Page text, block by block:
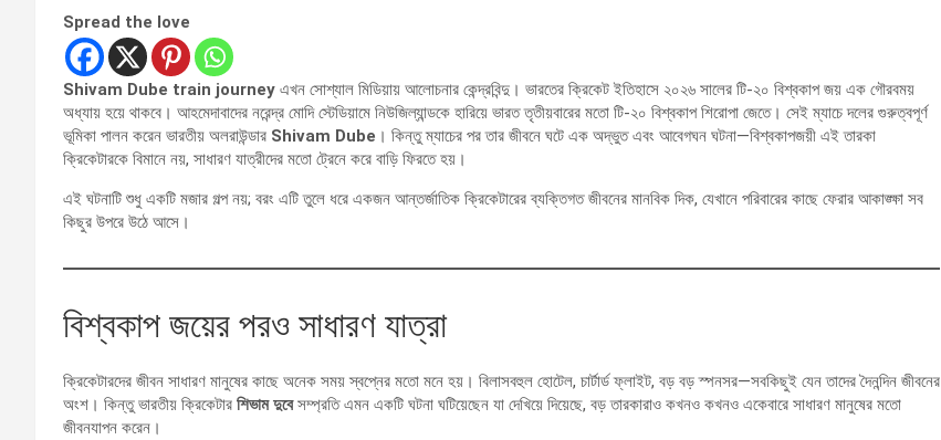
Spread the love
Shivam Dube train journey এখন সোশ্যাল মিডিয়ায় আলোচনার কেন্দ্রবিন্দু। ভারতের ক্রিকেট ইতিহাসে ২০২৬ সালের টি-২০ বিশ্বকাপ জয় এক গৌরবময়
অধ্যায় হয়ে থাকবে। আহমেদাবাদের নরেন্দ্র মোদি স্টেডিয়ামে নিউজিল্যান্ডকে হারিয়ে ভারত তৃতীয়বারের মতো টি-২০ বিশ্বকাপ শিরোপা জেতে। সেই ম্যাচে দলের গুরুত্বপূর্ণ
ভূমিকা পালন করেন ভারতীয় অলরাউন্ডার Shivam Dube । কিন্তু ম্যাচের পর তার জীবনে ঘটে এক অদ্ভুত এবং আবেগঘন ঘটনা—বিশ্বকাপজয়ী এই তারকা
ক্রিকেটারকে বিমানে নয়, সাধারণ যাত্রীদের মতো ট্রেনে করে বাড়ি ফিরতে হয়।
এই ঘটনাটি শুধু একটি মজার গল্প নয়; বরং এটি তুলে ধরে একজন আন্তর্জাতিক ক্রিকেটারের ব্যক্তিগত জীবনের মানবিক দিক, যেখানে পরিবারের কাছে ফেরার আকাঙ্ক্ষা সব
কিছুর উপরে উঠে আসে।
বিশ্বকাপ জয়ের পরও সাধারণ যাত্রা
ক্রিকেটারদের জীবন সাধারণ মানুষের কাছে অনেক সময় স্বপ্নের মতো মনে হয়। বিলাসবহুল হোটেল, চার্টার্ড ফ্লাইট, বড় বড় স্পনসর—সবকিছুই যেন তাদের দৈনন্দিন জীবনের
অংশ। কিন্তু ভারতীয় ক্রিকেটার শিভাম দুবেসম্প্রতি এমন একটি ঘটনা ঘটিয়েছেন যা দেখিয়ে দিয়েছে, বড় তারকারাও কখনও কখনও একেবারে সাধারণ মানুষের মতো
জীবনযাপন করেন।